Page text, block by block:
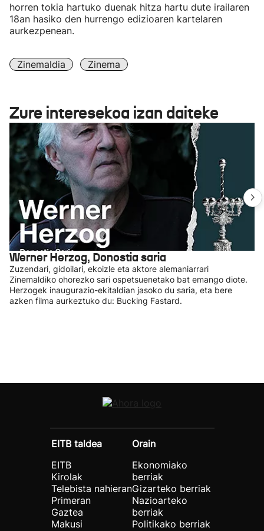
horren tokia hartuko duenak hitza hartu dute irailaren
18an hasiko den hurrengo edizioaren kartelaren
aurkezpenean.
Zinemaldia Zinema
Zure interesekoa izan daiteke
Werner Herzog, Donostia saria
Zuzendari, gidoilari, ekoizle eta aktore alemaniarrari
Zinemaldiko ohorezko sari ospetsuenetako bat emango diote.
Herzogek inaugurazio-ekitaldian jasoko du saria, eta bere
azken filma aurkeztuko du: Bucking Fastard.
EITB taldea
EITB
Kirolak
Telebista nahieran
Primeran
Gaztea
Makusi
Orain
Ekonomiako
berriak
Gizarteko berriak
Nazioarteko
berriak
Politikako berriak